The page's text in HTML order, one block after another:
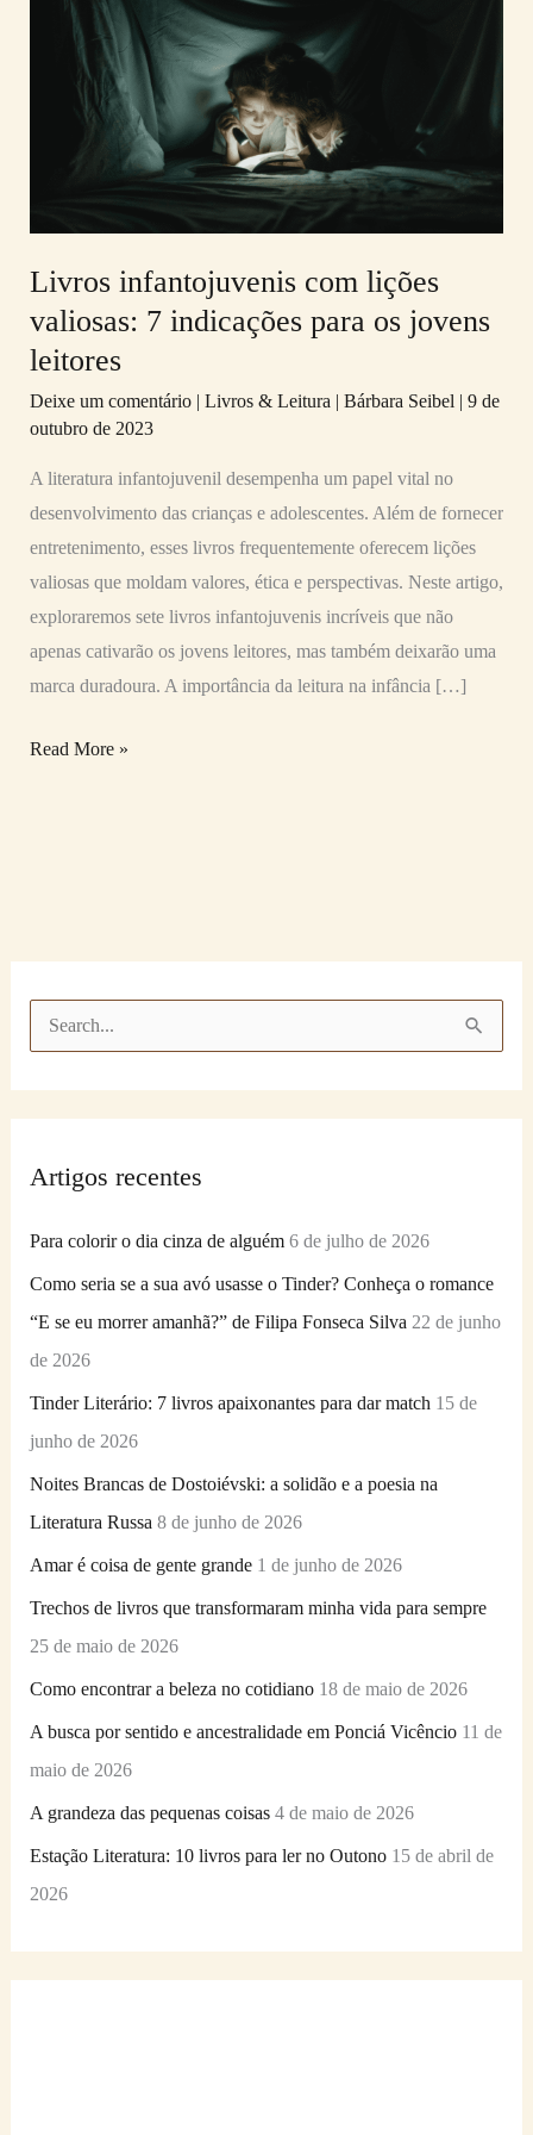
Livros infantojuvenis com lições
valiosas: 7 indicações para os jovens
leitores
Deixe um comentário | Livros & Leitura | Bárbara Seibel | 9 de
outubro de 2023
A literatura infantojuvenil desempenha um papel vital no
desenvolvimento das crianças e adolescentes. Além de fornecer
entretenimento, esses livros frequentemente oferecem lições
valiosas que moldam valores, ética e perspectivas. Neste artigo,
exploraremos sete livros infantojuvenis incríveis que não
apenas cativarão os jovens leitores, mas também deixarão uma
marca duradoura. A importância da leitura na infância […]
infantojuvenis
para
os
leitores
Read More »
u
o
r
:
Artigos recentes
Para colorir o dia cinza de alguém 6 de julho de 2026
Como seria se a sua avó usasse o Tinder? Conheça o romance
“E se eu morrer amanhã?” de Filipa Fonseca Silva 22 de junho
de 2026
Tinder Literário: 7 livros apaixonantes para dar match 15 de
junho de 2026
Noites Brancas de Dostoiévski: a solidão e a poesia na
Literatura Russa 8 de junho de 2026
Amar é coisa de gente grande 1 de junho de 2026
Trechos de livros que transformaram minha vida para sempre
25 de maio de 2026
Como encontrar a beleza no cotidiano 18 de maio de 2026
A busca por sentido e ancestralidade em Ponciá Vicêncio 11 de
maio de 2026
A grandeza das pequenas coisas 4 de maio de 2026
Estação Literatura: 10 livros para ler no Outono 15 de abril de
2026